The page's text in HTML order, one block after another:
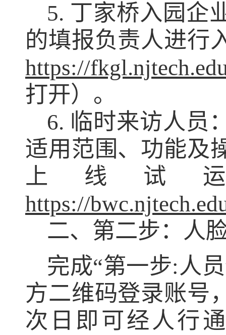
5. 丁家桥入园企
的填报负责人进行
https://
打开）。
6. 临时来访人员
适用范围、功能及
上线试
https://
二、第二步：人
完成“第一步:人
方二维码登录账号
次日即可经人行